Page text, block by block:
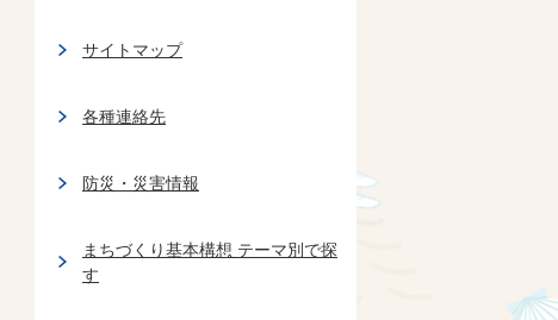
サイトマップ
各種連絡先
防災・災害情報
まちづくり基本構想 テーマ別で探
す